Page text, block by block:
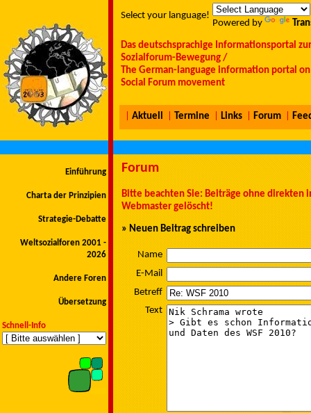
Select your language!
Powered by
Das deutschsprachige Informationsportal
Sozialforum-Bewegung /
The German-language information portal
Social Forum movement
Aktuell Termine Links Forum
Einführung
Charta der Prinzipien
Strategie-Debatte
Weltsozialforen 2001 -
2026
Andere Foren
Übersetzung
Schnell-Info
Forum
Bitte beachten Sie: Beiträge ohne direkten
Webmaster gelöscht!
» Neuen Beitrag schreiben
Name
E-Mail
Betreff
Text